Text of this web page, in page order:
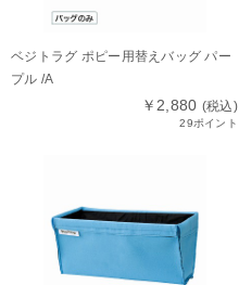
ベジトラグ ポピー用替えバッグ パー
プル /A
￥2,880 (税込)
29ポイント